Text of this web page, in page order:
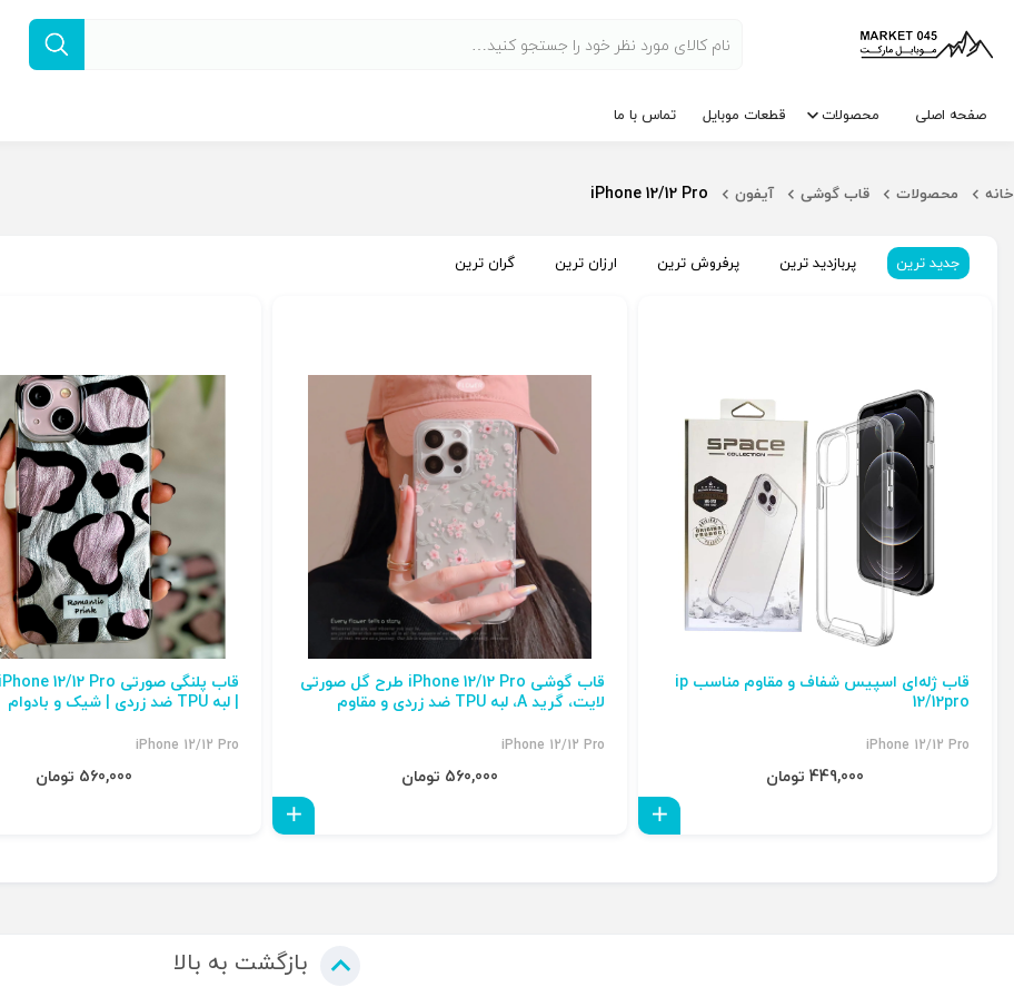
صفحه اصلی محصولات قطعات موبایل تماس با ما
خانه محصولات قاب گوشی آیفون iPhone 12/12 Pro
جدید ترین پربازدید ترین پرفروش ترین ارزان ترین گران ترین
قاب ژله‌ای اسپیس شفاف و مقاوم مناسب ip
12/12pro
iPhone 12/12 Pro
449,000 تومان
قاب گوشی iPhone 12/12 Pro طرح گل صورتی
لایت، گرید A، لبه TPU ضد زردی و مقاوم
iPhone 12/12 Pro
560,000 تومان
| لبه TPU ضد زردی | شیک و بادوام
iPhone 12/12 Pro
560,000 تومان
بازگشت به بالا